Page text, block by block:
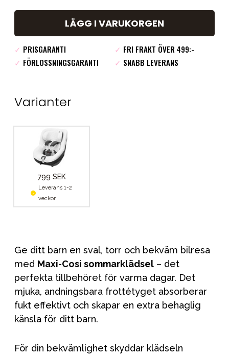
LÄGG I VARUKORGEN
✓ PRISGARANTI ✓ FRI FRAKT ÖVER 499:-
✓ FÖRLOSSNINGSGARANTI ✓ SNABB LEVERANS
Varianter
799 SEK
Leverans 1-2
veckor
Ge ditt barn en sval, torr och bekväm bilresa
med Maxi-Cosi sommarklädsel – det
perfekta tillbehöret för varma dagar. Det
mjuka, andningsbara frottétyget absorberar
fukt effektivt och skapar en extra behaglig
känsla för ditt barn.
För din bekvämlighet skyddar klädseln